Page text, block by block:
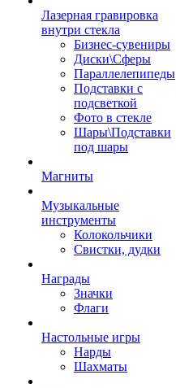
Лазерная гравировка
внутри стекла
Бизнес-сувениры
Диски\Сферы
Параллелепипеды
Подставки с
подсветкой
Фото в стекле
Шары\Подставки
под шары
Магниты
Музыкальные
инструменты
Колокольчики
Свистки, дудки
Награды
Значки
Флаги
Настольные игры
Нарды
Шахматы